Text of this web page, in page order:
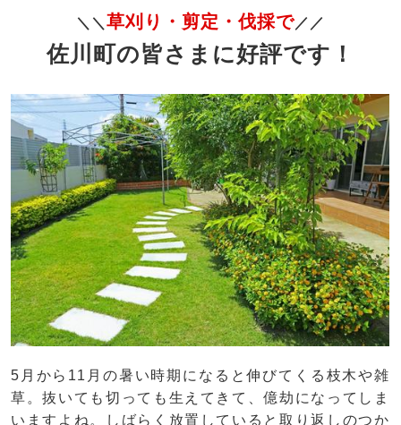
＼＼ 草刈り・剪定・伐採で／／
佐川町の皆さまに好評です！
5月から11月の暑い時期になると伸びてくる枝木や雑
草。抜いても切っても生えてきて、億劫になってしま
いますよね。しばらく放置していると取り返しのつか